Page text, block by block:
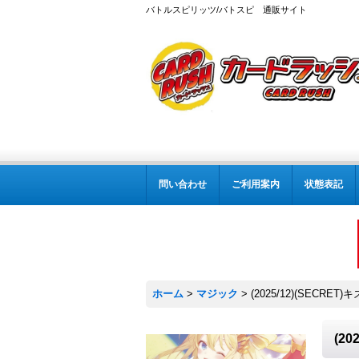
バトルスピリッツ/バトスピ 通販サイト
問い合わせ ご利用案内 状態表記
ホーム > マジック > (2025/12)(SECRET)キ